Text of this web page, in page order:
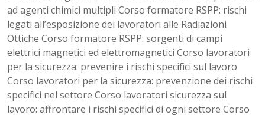
ad agenti chimici multipli Corso formatore RSPP: rischi
legati all’esposizione dei lavoratori alle Radiazioni
Ottiche Corso formatore RSPP: sorgenti di campi
elettrici magnetici ed elettromagnetici Corso lavoratori
per la sicurezza: prevenire i rischi specifici sul lavoro
Corso lavoratori per la sicurezza: prevenzione dei rischi
specifici nel settore Corso lavoratori sicurezza sul
lavoro: affrontare i rischi specifici di ogni settore Corso